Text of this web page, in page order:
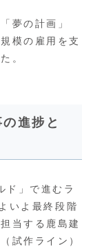
夢の計画」
模の雇用を支
。
進捗と
ド」で進むラ
いよ最終段階
当する鹿島建
試作ライン）